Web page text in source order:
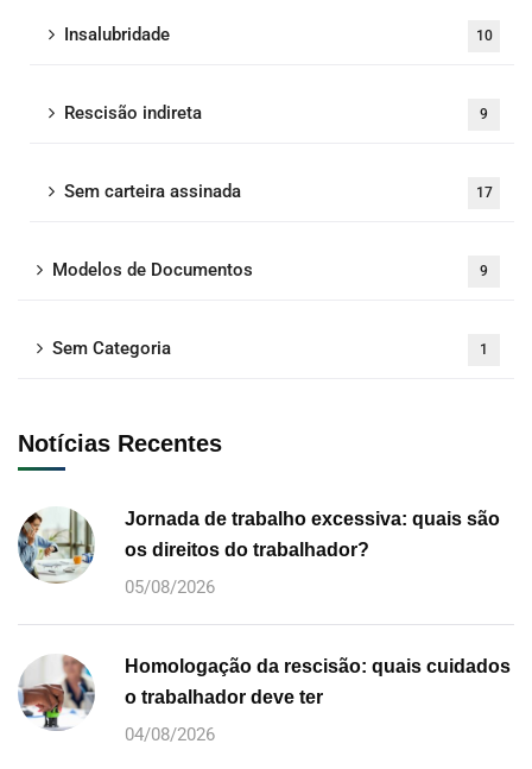
Insalubridade 10
Rescisão indireta 9
Sem carteira assinada 17
Modelos de Documentos 9
Sem Categoria 1
Notícias Recentes
Jornada de trabalho excessiva: quais são
os direitos do trabalhador?
05/08/2026
Homologação da rescisão: quais cuidados
o trabalhador deve ter
04/08/2026